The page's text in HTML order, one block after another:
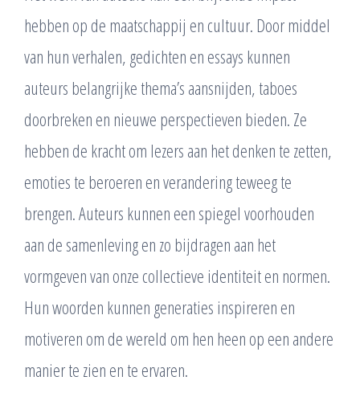
hebben op de maatschappij en cultuur. Door middel
van hun verhalen, gedichten en essays kunnen
auteurs belangrijke thema’s aansnijden, taboes
doorbreken en nieuwe perspectieven bieden. Ze
hebben de kracht om lezers aan het denken te zetten,
emoties te beroeren en verandering teweeg te
brengen. Auteurs kunnen een spiegel voorhouden
aan de samenleving en zo bijdragen aan het
vormgeven van onze collectieve identiteit en normen.
Hun woorden kunnen generaties inspireren en
motiveren om de wereld om hen heen op een andere
manier te zien en te ervaren.